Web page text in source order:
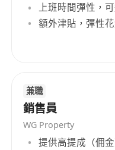
上班時間彈性，
額外津貼，彈性
兼職
銷售員
WG Property
提供高提成（佣